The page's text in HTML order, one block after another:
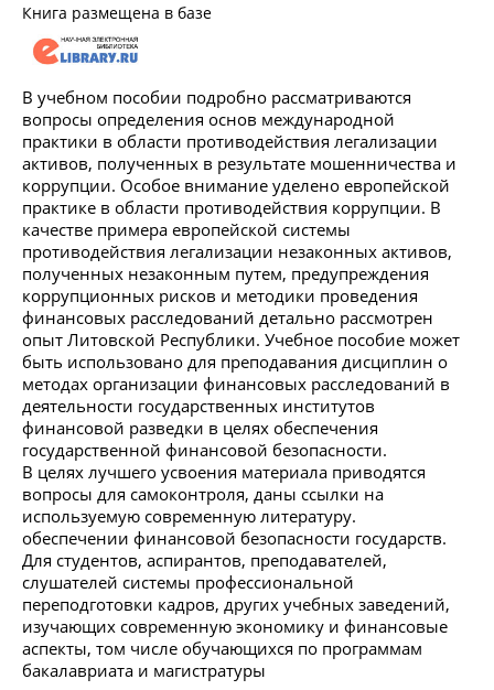
Книга размещена в базе
В учебном пособии подробно рассматриваются
вопросы определения основ международной
практики в области противодействия легализации
активов, полученных в результате мошенничества и
коррупции. Особое внимание уделено европейской
практике в области противодействия коррупции. В
качестве примера европейской системы
противодействия легализации незаконных активов,
полученных незаконным путем, предупреждения
коррупционных рисков и методики проведения
финансовых расследований детально рассмотрен
опыт Литовской Республики. Учебное пособие может
быть использовано для преподавания дисциплин о
методах организации финансовых расследований в
деятельности государственных институтов
финансовой разведки в целях обеспечения
государственной финансовой безопасности.
В целях лучшего усвоения материала приводятся
вопросы для самоконтроля, даны ссылки на
используемую современную литературу.
обеспечении финансовой безопасности государств.
Для студентов, аспирантов, преподавателей,
слушателей системы профессиональной
переподготовки кадров, других учебных заведений,
изучающих современную экономику и финансовые
аспекты, том числе обучающихся по программам
бакалавриата и магистратуры